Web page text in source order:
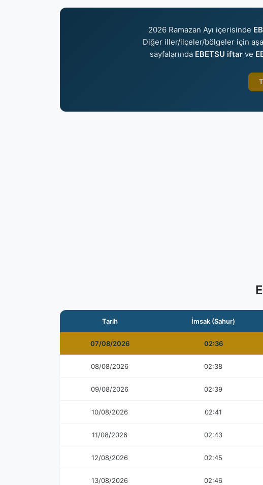
2026 Ramazan Ayı içerisinde
Diğer iller/ilçeler/bölgeler için
sayfalarında EBETSU iftarve
Tarih İmsak (Sahur)
07/08/2026 02:36
08/08/2026 02:38
09/08/2026 02:39
10/08/2026 02:41
11/08/2026 02:43
12/08/2026 02:45
13/08/2026 02:46